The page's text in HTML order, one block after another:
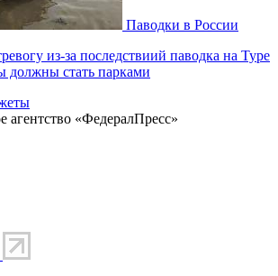
Паводки в России
из-за последствиий паводка на Туре
должны стать парками
«ФедералПресс»